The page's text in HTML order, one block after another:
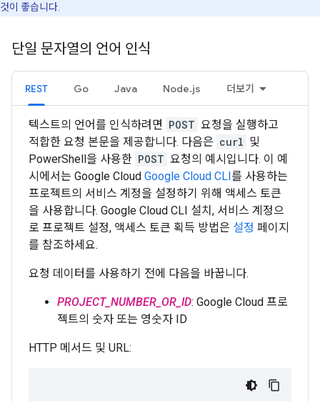
것이 좋습니다.
단일 문자열의 언어 인식
REST Go Java Node.js 더보기
텍스트의 언어를 인식하려면 POST 요청을 실행하고
적합한 요청 본문을 제공합니다. 다음은 curl 및
PowerShell을 사용한 POST 요청의 예시입니다. 이 예
시에서는 Google Cloud Google Cloud CLI를 사용하는
프로젝트의 서비스 계정을 설정하기 위해 액세스 토큰
을 사용합니다. Google Cloud CLI 설치, 서비스 계정으
로 프로젝트 설정, 액세스 토큰 획득 방법은 설정 페이지
를 참조하세요.
요청 데이터를 사용하기 전에 다음을 바꿉니다.
PROJECT_NUMBER_OR_ID: Google Cloud 프로
젝트의 숫자 또는 영숫자 ID
HTTP 메서드 및 URL: